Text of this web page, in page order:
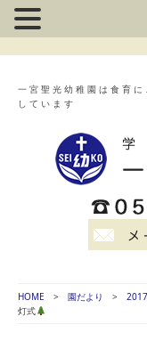
一宮聖光幼稚園は食育
しています
HOME 園だより
灯式